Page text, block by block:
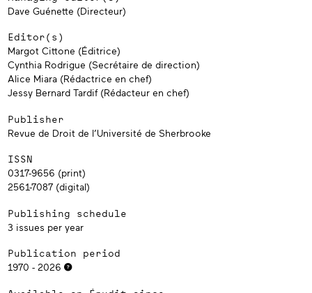
Dave Guénette (Directeur)
Editor(s)
Margot Cittone (Éditrice)
Cynthia Rodrigue (Secrétaire de direction)
Alice Miara (Rédactrice en chef)
Jessy Bernard Tardif (Rédacteur en chef)
Publisher
Revue de Droit de l’Université de Sherbrooke
ISSN
0317-9656 (print)
2561-7087 (digital)
Publishing schedule
3 issues per year
Publication period
1970 - 2026